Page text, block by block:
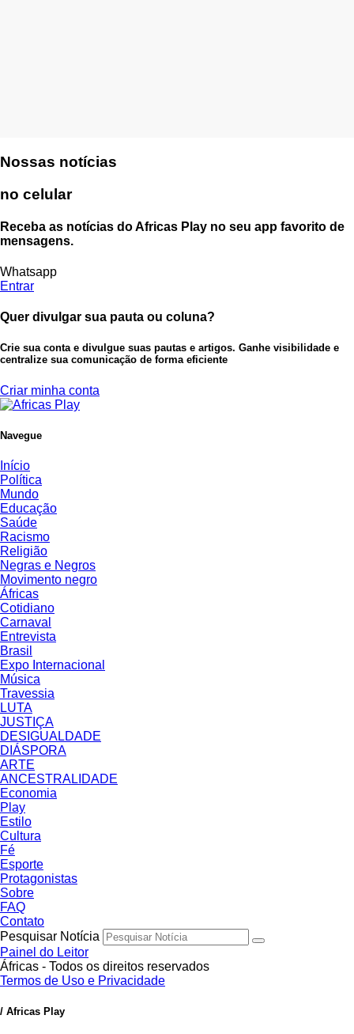
Nossas notícias
no celular
Receba as notícias do Africas Play no seu app favorito de
mensagens.
Whatsapp
Entrar
Quer divulgar sua pauta ou coluna?
Crie sua conta e divulgue suas pautas e artigos. Ganhe visibilidade e
centralize sua comunicação de forma eficiente
Criar minha conta
Navegue
Início
Política
Mundo
Educação
Saúde
Racismo
Religião
Negras e Negros
Movimento negro
Áfricas
Cotidiano
Carnaval
Entrevista
Brasil
Expo Internacional
Música
Travessia
LUTA
JUSTIÇA
DESIGUALDADE
DIÁSPORA
ARTE
ANCESTRALIDADE
Economia
Play
Estilo
Cultura
Fé
Esporte
Protagonistas
Sobre
FAQ
Contato
Pesquisar Notícia
Painel do Leitor
Áfricas - Todos os direitos reservados
Termos de Uso e Privacidade
/ Africas Play